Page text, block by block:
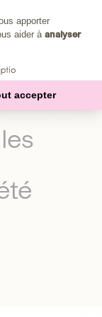
économie,
apporter
aider à analyser
accepter